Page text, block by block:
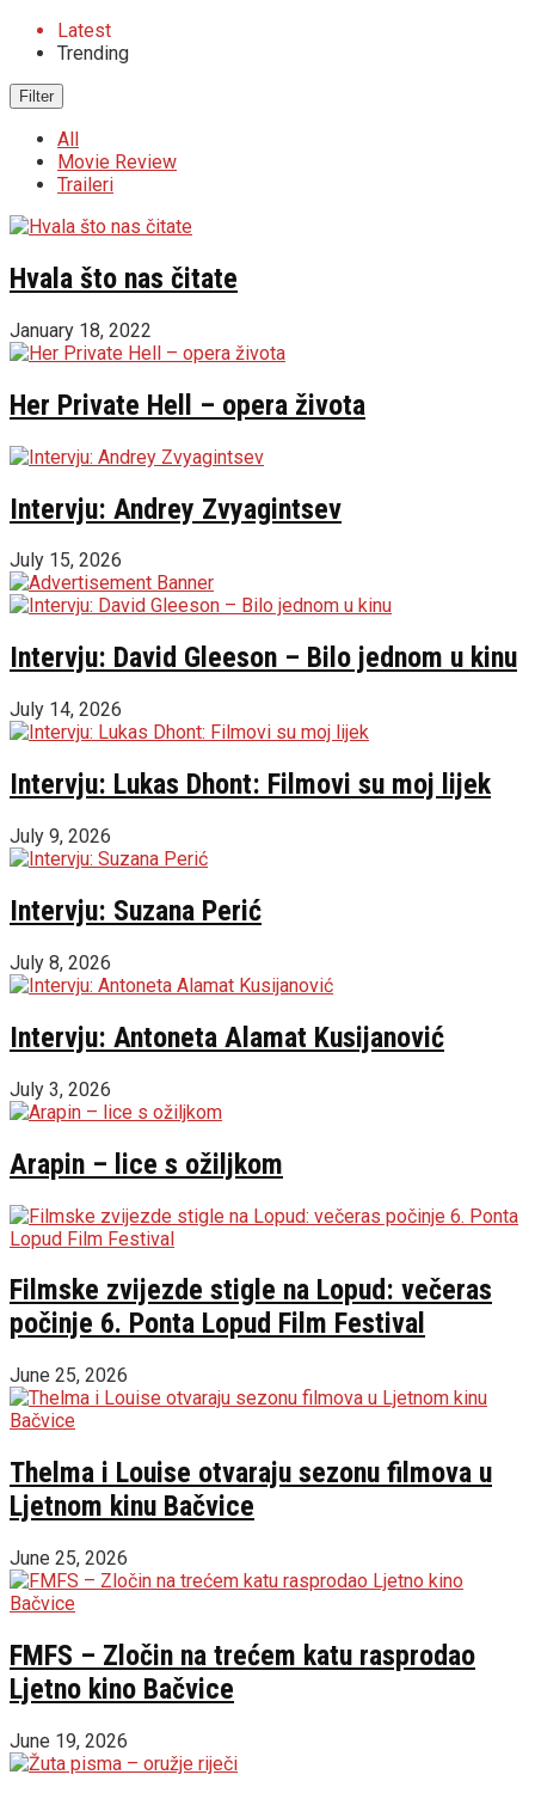
Latest
Trending
Filter
All
Movie Review
Traileri
Hvala što nas čitate
January 18, 2022
Her Private Hell – opera života
Intervju: Andrey Zvyagintsev
July 15, 2026
Intervju: David Gleeson – Bilo jednom u kinu
July 14, 2026
Intervju: Lukas Dhont: Filmovi su moj lijek
July 9, 2026
Intervju: Suzana Perić
July 8, 2026
Intervju: Antoneta Alamat Kusijanović
July 3, 2026
Arapin – lice s ožiljkom
Filmske zvijezde stigle na Lopud: večeras
počinje 6. Ponta Lopud Film Festival
June 25, 2026
Thelma i Louise otvaraju sezonu filmova u
Ljetnom kinu Bačvice
June 25, 2026
FMFS – Zločin na trećem katu rasprodao
Ljetno kino Bačvice
June 19, 2026